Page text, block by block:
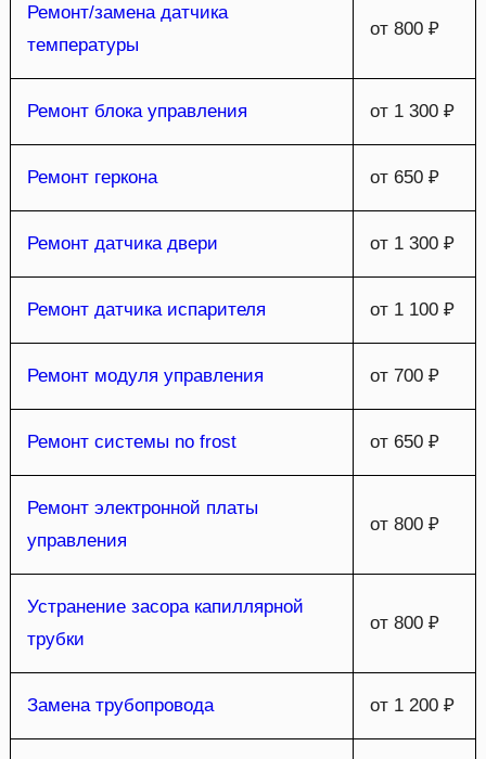
Ремонт/замена датчика
температуры
от 800 ₽
Ремонт блока управления от 1 300 ₽
Ремонт геркона от 650 ₽
Ремонт датчика двери от 1 300 ₽
Ремонт датчика испарителя от 1 100 ₽
Ремонт модуля управления от 700 ₽
Ремонт системы no frost от 650 ₽
Ремонт электронной платы
управления
от 800 ₽
Устранение засора капиллярной
трубки
от 800 ₽
Замена трубопровода от 1 200 ₽